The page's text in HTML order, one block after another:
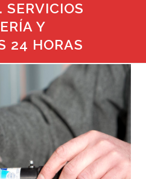
SERVICIOS
Y
24 HORAS